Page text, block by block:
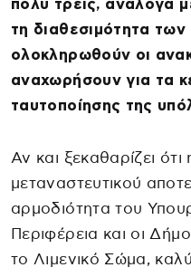
πολύ τρεις, ανάλογα
τη διαθεσιμότητα
ολοκληρωθούν οι
αναχωρήσουν για τα
ταυτοποίησης της
Αν και ξεκαθαρίζει ότι
μεταναστευτικού
αρμοδιότητα του
Περιφέρεια και οι
το Λιμενικό Σώμα,